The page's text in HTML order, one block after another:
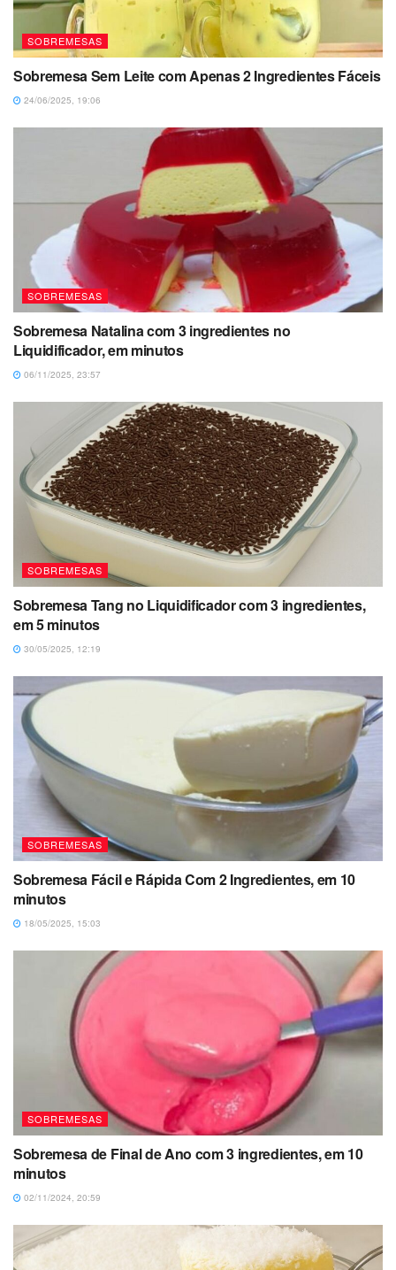
SOBREMESAS
Sobremesa Sem Leite com Apenas 2 Ingredientes Fáceis
24/06/2025, 19:06
SOBREMESAS
Sobremesa Natalina com 3 ingredientes no
Liquidificador, em minutos
06/11/2025, 23:57
SOBREMESAS
Sobremesa Tang no Liquidificador com 3 ingredientes,
em 5 minutos
30/05/2025, 12:19
SOBREMESAS
Sobremesa Fácil e Rápida Com 2 Ingredientes, em 10
minutos
18/05/2025, 15:03
SOBREMESAS
Sobremesa de Final de Ano com 3 ingredientes, em 10
minutos
02/11/2024, 20:59